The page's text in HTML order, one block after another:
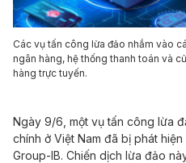
Các vụ tấn công lừa đảo nhắm vào
ngân hàng, hệ thống thanh toán và
hàng trực tuyến.
Ngày 9/6, một vụ tấn công lừa
chính ở Việt Nam đã bị phát
Group-IB. Chiến dịch lừa đảo